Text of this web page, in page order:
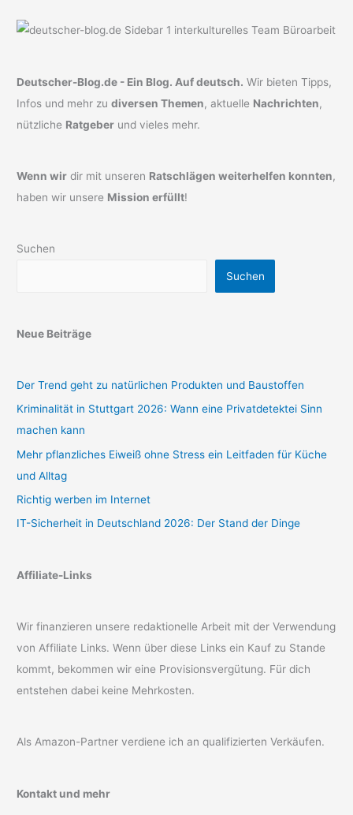
Deutscher-Blog.de - Ein Blog. Auf deutsch. Wir bieten Tipps,
Infos und mehr zudiversen Themen, aktuelle Nachrichten,
nützliche Ratgeber und vieles mehr.
Wenn wir dir mit unseren Ratschlägen weiterhelfen konnten,
haben wir unsere Mission erfüllt!
Suchen
Suchen
Neue Beiträge
Der Trend geht zu natürlichen Produkten und Baustoffen
Kriminalität in Stuttgart 2026: Wann eine Privatdetektei Sinn
machen kann
Mehr pflanzliches Eiweiß ohne Stress ein Leitfaden für Küche
und Alltag
Richtig werben im Internet
IT-Sicherheit in Deutschland 2026: Der Stand der Dinge
Affiliate-Links
Wir finanzieren unsere redaktionelle Arbeit mit der Verwendung
von Affiliate Links. Wenn über diese Links ein Kauf zu Stande
kommt, bekommen wir eine Provisionsvergütung. Für dich
entstehen dabei keine Mehrkosten.
Als Amazon-Partner verdiene ich an qualifizierten Verkäufen.
Kontakt und mehr